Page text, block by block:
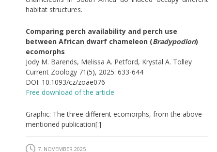
habitat structures.
Comparing perch availability and perch use
between African dwarf chameleon (Bradypodion)
ecomorphs
Jody M. Barends, Melissa A. Petford, Krystal A. Tolley
Current Zoology 71(5), 2025: 633-644
DOI: 10.1093/cz/zoae076
Free download of the article
Graphic: The three different ecomorphs, from the above-
mentioned publication[:]
7. NOVEMBER 2025